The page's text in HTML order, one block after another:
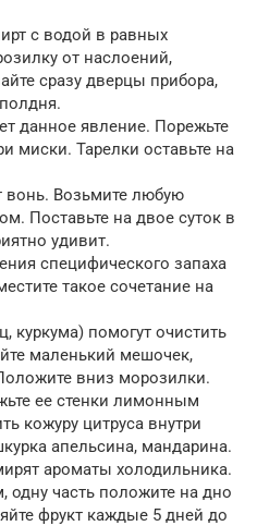
с водой в равных
от наслоений,
сразу дверцы прибора,
данное явление. Порежьте
миски. Тарелки оставьте на
Возьмите любую
Поставьте на двое суток в
удивит.
специфического запаха
такое сочетание на
куркума) помогут очистить
маленький мешочек,
вниз морозилки.
ее стенки лимонным
кожуру цитруса внутри
апельсина, мандарина.
ароматы холодильника.
одну часть положите на дно
фрукт каждые 5 дней до